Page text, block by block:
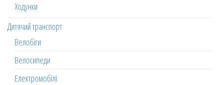
Ходунки
Дитячий транспорт
Велобіги
Велосипеди
Електромобілі